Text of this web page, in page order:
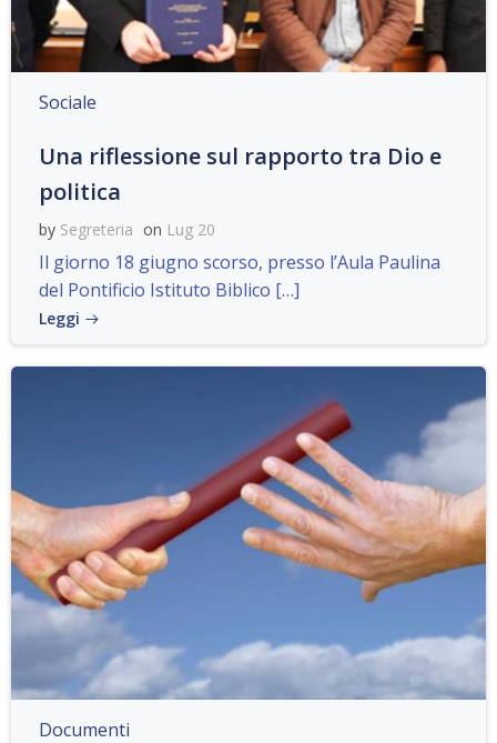
Sociale
Una riflessione sul rapporto tra Dio e
politica
by Segreteria on Lug 20
Il giorno 18 giugno scorso, presso l’Aula Paulina
del Pontificio Istituto Biblico […]
Leggi
Documenti